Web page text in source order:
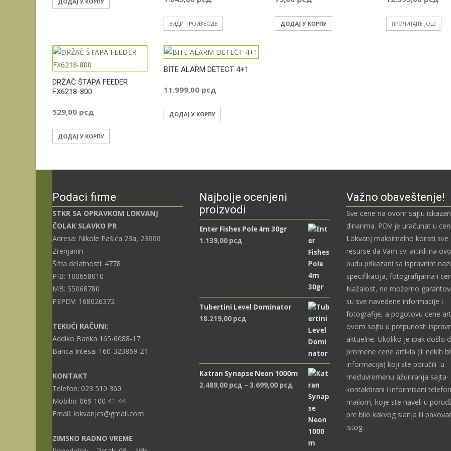
ВИДИ ПРОИЗВОДЕ ДОДАЈ У КОРПУ ПРОЧИТАЈТЕ ЈОШ
DRŽAČ ŠTAPA FEEDER
FX6218-800
529,00 рсд
ДОДАЈ У КОРПУ
BITE ALARM DETECT 4+1
11.999,00 рсд
ДОДАЈ У КОРПУ
Podaci firme
STKR SA OPRAVKOM LOKVANJ
ČOLAK SLAVKO PR
Adresa: Nikole Pašića 23a, 23000
Zrenjanin
Šifra delatnosti: 4778
PIB: 100658010
MB: 55068780
PEPDV: 168026372
TEKUĆI RAČUNI:
Addiko Banka 165-6088-17
Banca Intesa: 160-323869-21
KONTAKT
Telefon: 023 510 360
Mobilni: 069 100 41 44
Email: lokvanjcs@gmail.com
ZIMSKO RADNO VREME
Najbolje ocenjeni
proizvodi
Enter Fishes Pole 4m 30gr
1.139,00 рсд
Tubertini Level Dominator
18.219,00 рсд
Katran Synapse Neon 1000m
2.489,00 рсд – 3.699,00 рсд Распон
цена:
2.489,00 рсд
3.699,00 рсд
Važno obaveštenje!
Sve cene na ovom sajtu
dinarima. PDV je uračunat u
Lokvanj maksimalno koristi sve
resurse da Vam svi artikli na
budu prikazani sa ispravnim
specifikacija, fotografijama i
Nažalost, ne možemo
su sve navedene informacije i
fotografije, a pogotovu cene
ovom sajtu u potpunosti
aktuelne. Ukoliko je ipak došlo
promene cene artikla (ili nekih
informacija) koji ste poručili u
međuvremenu ažuriranja sajta-
kontaktirani i informisani
mailom, koje ste naveli u
pre bilo kakvog slanja ili
istog.